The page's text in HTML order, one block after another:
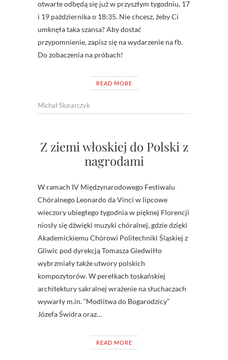
otwarte odbędą się już w przyszłym tygodniu, 17
i 19 października o 18:35. Nie chcesz, żeby Ci
umknęła taka szansa? Aby dostać
przypomnienie, zapisz się na wydarzenie na fb.
Do zobaczenia na próbach!
READ MORE
Michał Ślusarczyk
Z ziemi włoskiej do Polski z
nagrodami
W ramach IV Międzynarodowego Festiwalu
Chóralnego Leonardo da Vinci w lipcowe
wieczory ubiegłego tygodnia w pięknej Florencji
niosły się dźwięki muzyki chóralnej, gdzie dzięki
Akademickiemu Chórowi Politechniki Śląskiej z
Gliwic pod dyrekcją Tomasza Giedwiłło
wybrzmiały także utwory polskich
kompozytorów. W perełkach toskańskiej
architektury sakralnej wrażenie na słuchaczach
wywarły m.in. “Modlitwa do Bogarodzicy”
Józefa Świdra oraz…
READ MORE